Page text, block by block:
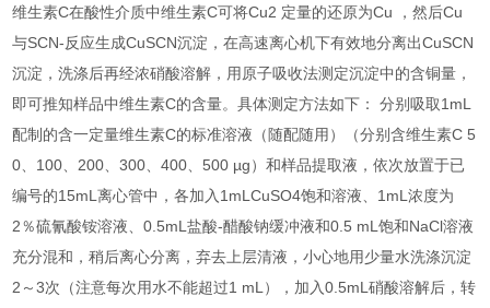
维生素C在酸性介质中维生素C可将Cu2 定量的还原为Cu ，然后Cu
与SCN-反应生成CuSCN沉淀，在高速离心机下有效地分离出CuSCN
沉淀，洗涤后再经浓硝酸溶解，用原子吸收法测定沉淀中的含铜量，
即可推知样品中维生素C的含量。具体测定方法如下： 分别吸取1mL
配制的含一定量维生素C的标准溶液（随配随用）（分别含维生素C 5
0、100、200、300、400、500 µg）和样品提取液，依次放置于已
编号的15mL离心管中，各加入1mLCuSO4饱和溶液、1mL浓度为
2％硫氰酸铵溶液、0.5mL盐酸-醋酸钠缓冲液和0.5 mL饱和NaCl溶液
充分混和，稍后离心分离，弃去上层清液，小心地用少量水洗涤沉淀
2～3次（注意每次用水不能超过1 mL），加入0.5mL硝酸溶解后，转